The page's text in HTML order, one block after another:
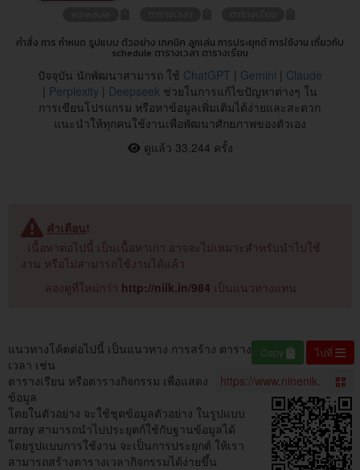
คำสั่ง การ กำหนด รูปแบบ ตัวอย่าง เทคนิค ลูกเล่น การประยุกต์ การใช้งาน เกี่ยวกับ
schedule ตารางเวลา ตารางเรียน
ปัจจุบัน นักพัฒนาสามารถ ใช้ ChatGPT | Gemini | Claude
| Perplexity | Deepseek ช่วยในการแก้ไขปัญหาต่างๆ ใน
การเขียนโปรแกรม หรือหาข้อมูลเพิ่มเติมได้ง่ายและสะดวก
แนะนำให้ทุกคนใช้งานเพื่อพัฒนาศักยภาพของตัวเอง
ดูแล้ว 33,244 ครั้ง
คำเตือน!
เนื้อหาต่อไปนี้ เป็นเนื้อหาเก่า อาจจะไม่เหมาะสำหรับนำไปใช้
งาน หรือไม่สามารถใช้งานได้แล้ว
ลองดูที่ใหม่กว่า http://niik.in/984 เป็นแนวทางแทน
ไปที่
Copy
แนวทางโค้ตต่อไปนี้ เป็นแนวทาง การสร้าง ตาราง
เวลา เช่น
ตารางเรียน หรือตารางกิจกรรม เพื่อแสดง
ข้อมูล
โดยในตัวอย่าง จะใช้ชุดข้อมูลตัวอย่าง ในรูปแบบ
array สามารถนำไปประยุตก์ใช้กับฐานข้อมูลได้
โดยรูปแบบการใช้งาน จะเป็นการประยุกต์ ให้เรา
สามารถสร้างตารางเวลากิจกรรมได้ง่ายขึ้น